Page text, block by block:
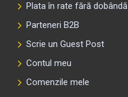
Plata în rate fără dobândă
Parteneri B2B
Scrie un Guest Post
Contul meu
Comenzile mele